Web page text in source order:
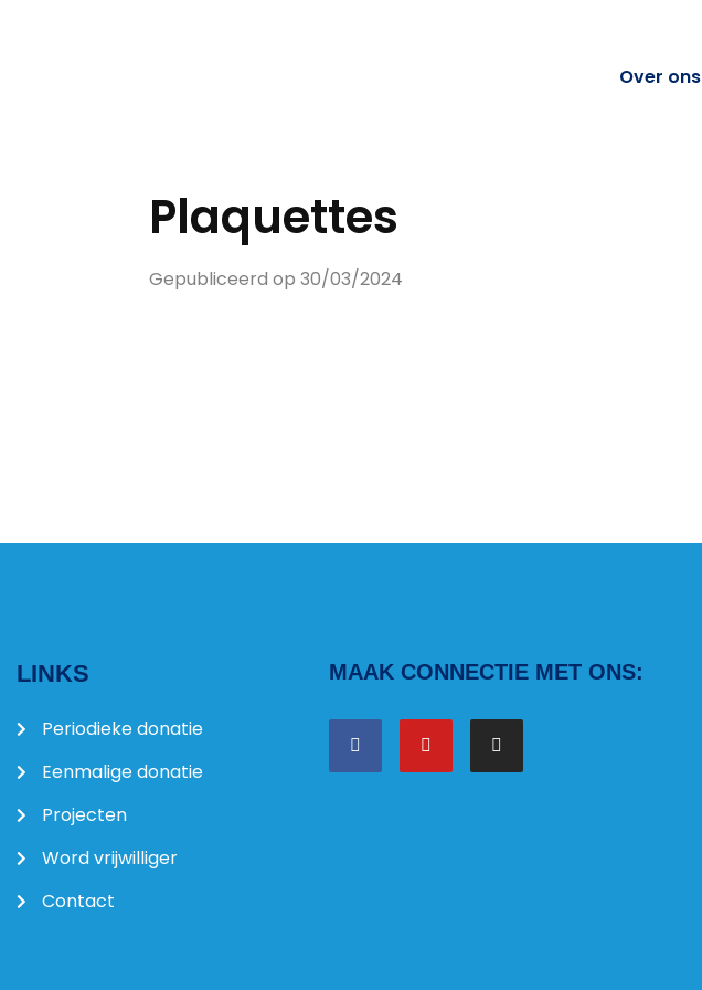
Over ons
Plaquettes
Gepubliceerd op 30/03/2024
LINKS
Periodieke donatie
Eenmalige donatie
Projecten
Word vrijwilliger
Contact
MAAK CONNECTIE MET ONS: